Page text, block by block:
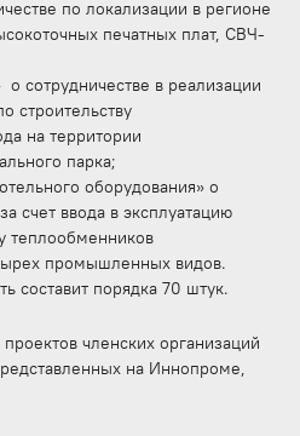
по локализации в регионе
печатных плат, СВЧ-
сотрудничестве в реализации
строительству
на территории
парка;
оборудования» о
счет ввода в эксплуатацию
теплообменников
промышленных видов.
составит порядка 70 штук.
членских организаций
на Иннопроме,